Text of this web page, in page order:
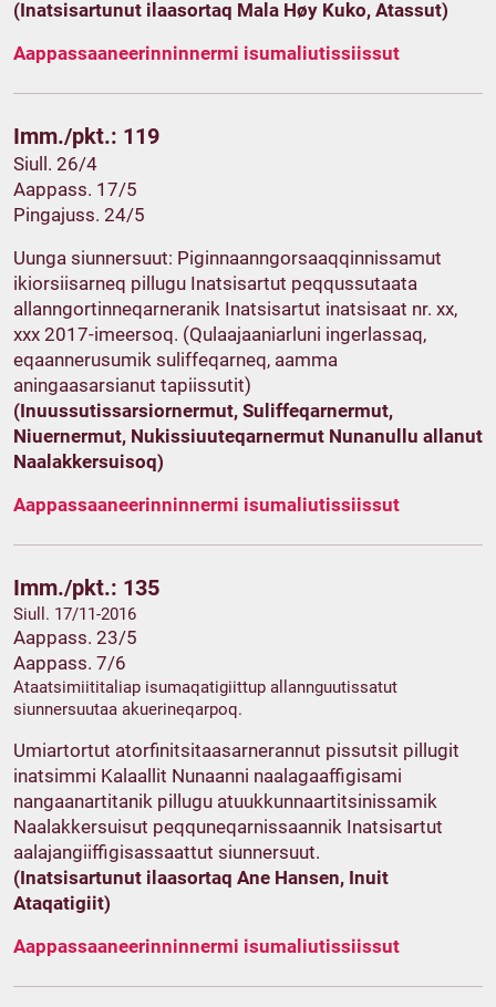
(Inatsisartunut ilaasortaq Mala Høy Kuko, Atassut)
Aappassaaneerinninnermi isumaliutissiissut
Imm./pkt.: 119
Siull. 26/4
Aappass. 17/5
Pingajuss. 24/5
Uunga siunnersuut: Piginnaanngorsaaqqinnissamut
ikiorsiisarneq pillugu Inatsisartut peqqussutaata
allanngortinneqarneranik Inatsisartut inatsisaat nr. xx,
xxx 2017-imeersoq. (Qulaajaaniarluni ingerlassaq,
eqaannerusumik suliffeqarneq, aamma
aningaasarsianut tapiissutit)
(Inuussutissarsiornermut, Suliffeqarnermut,
Niuernermut, Nukissiuuteqarnermut Nunanullu allanut
Naalakkersuisoq)
Aappassaaneerinninnermi isumaliutissiissut
Imm./pkt.: 135
Siull. 17/11-2016
Aappass. 23/5
Aappass. 7/6
Ataatsimiititaliap isumaqatigiittup allannguutissatut
siunnersuutaa akuerineqarpoq.
Umiartortut atorfinitsitaasarnerannut pissutsit pillugit
inatsimmi Kalaallit Nunaanni naalagaaffigisami
nangaanartitanik pillugu atuukkunnaartitsinissamik
Naalakkersuisut peqquneqarnissaannik Inatsisartut
aalajangiiffigisassaattut siunnersuut.
(Inatsisartunut ilaasortaq Ane Hansen, Inuit
Ataqatigiit)
Aappassaaneerinninnermi isumaliutissiissut